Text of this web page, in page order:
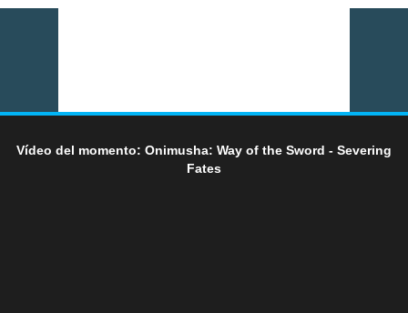
Vídeo del momento: Onimusha: Way of the Sword - Severing
Fates